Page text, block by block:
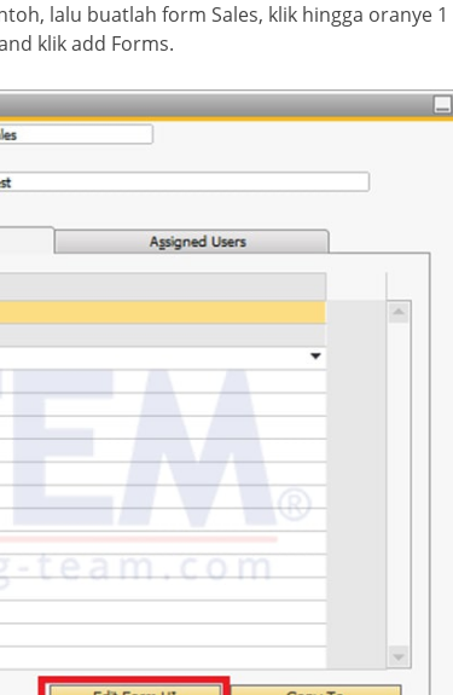
lalu buatlah form Sales, klik hingga oranye 1
klik add Forms.